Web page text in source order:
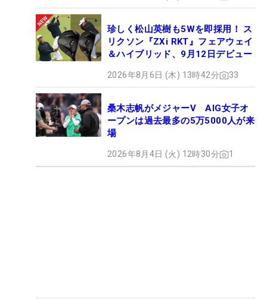
珍しく松山英樹も5Wを即採用！ ス
リクソン『ZXi RKT』フェアウェイ
＆ハイブリッド、9月12日デビュー
2026年8月6日 (木) 13時42分 33
桑木志帆がメジャーV AIG女子オ
ープンは過去最多の5万5000人が来
場
2026年8月4日 (火) 12時30分 1